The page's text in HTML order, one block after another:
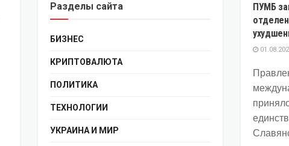
Разделы сайта
БИЗНЕС
КРИПТОВАЛЮТА
ПОЛИТИКА
ТЕХНОЛОГИИ
УКРАИНА И МИР
ПУМБ